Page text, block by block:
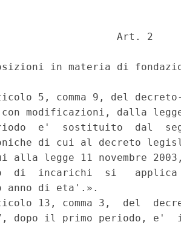
Art. 2
in materia di
5, comma 9, del
modificazioni, dalla
e'  sostituito  dal
di cui al decreto
alla legge 11 novembre
di  incarichi  si
anno di eta'.».
13, comma 3,  del
dopo il primo periodo,